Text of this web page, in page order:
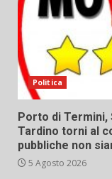
Politica
Porto di Termini,
Tardino torni al
pubbliche non
5 Agosto 2026